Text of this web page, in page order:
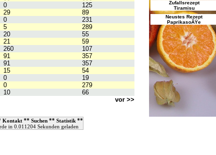
0
125
29
89
0
231
5
289
20
55
21
59
260
107
91
357
91
357
15
54
0
19
0
279
10
66
vor >>
Zufallsrezept
Tiramisu
Neustes Rezept
PaprikasoÃŸe
Kontakt ** Suchen ** Statistik **
in 0.011204 Sekunden geladen